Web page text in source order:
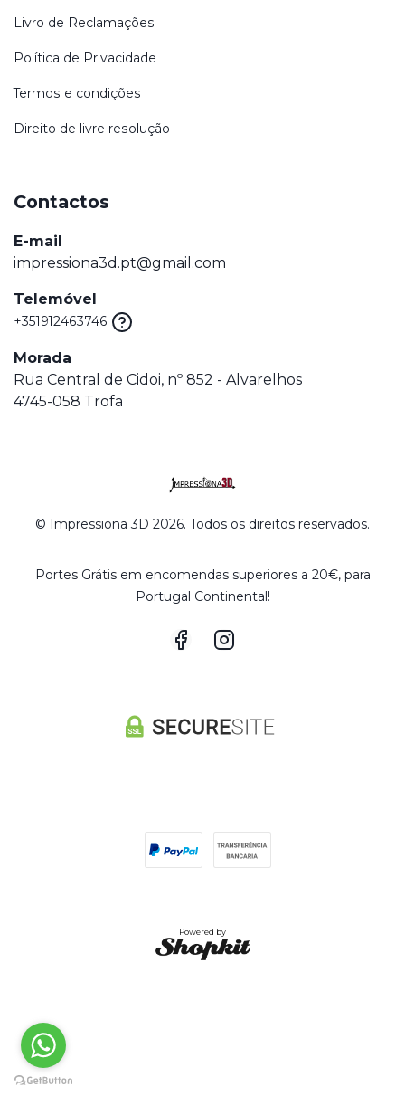
© Impressiona 3D 2026. Todos os direitos reservados.
Portes Grátis em encomendas superiores a 20€, para
Portugal Continental!
Livro de Reclamações
Política de Privacidade
Termos e condições
Direito de livre resolução
Contactos
E-mail
impressiona3d.pt@gmail.com
Telemóvel
+351912463746
Morada
Rua Central de Cidoi, nº 852 - Alvarelhos
4745-058 Trofa
Powered by